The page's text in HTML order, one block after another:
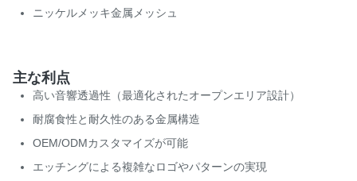
ニッケルメッキ金属メッシュ
主な利点
高い音響透過性（最適化されたオープンエリア設計）
耐腐食性と耐久性のある金属構造
OEM/ODMカスタマイズが可能
エッチングによる複雑なロゴやパターンの実現